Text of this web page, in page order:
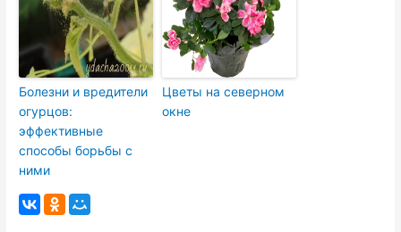
Болезни и вредители
огурцов:
эффективные
способы борьбы с
ними
Цветы на северном
окне